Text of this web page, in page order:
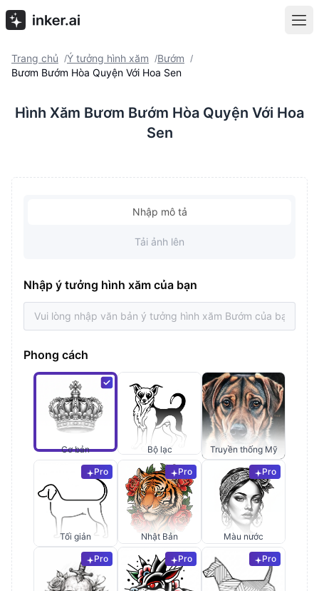
Trang chủ /Ý tưởng hình xăm /Bướm /
Bươm Bướm Hòa Quyện Với Hoa Sen
Hình Xăm Bươm Bướm Hòa Quyện Với Hoa
Sen
Nhập mô tả
Tải ảnh lên
Nhập ý tưởng hình xăm của bạn
Phong cách
Cơ bản Bộ lạc Truyền thống Mỹ
Pro
Tối giản
Pro
Nhật Bản
Pro
Màu nước
Pro Pro Pro